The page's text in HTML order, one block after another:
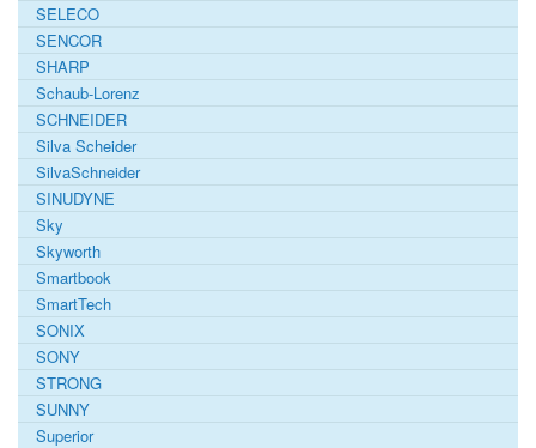
SELECO
SENCOR
SHARP
Schaub-Lorenz
SCHNEIDER
Silva Scheider
SilvaSchneider
SINUDYNE
Sky
Skyworth
Smartbook
SmartTech
SONIX
SONY
STRONG
SUNNY
Superior